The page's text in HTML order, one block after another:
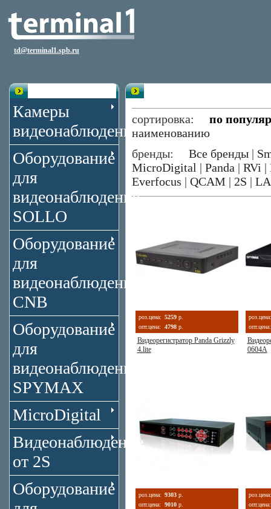
td@terminal1.spb.ru
Камеры
видеонаблюдения
Оборудование
для
видеонаблюдения
SOLLO
Оборудование
для
видеонаблюдения
CNB
Оборудование
для
видеонаблюдения
SPYMAX
MicroDigital
Видеонаблюдение
от 2S
Оборудование
сортировка: по
наименованию
бренды: Все бренды |
MicroDigital | Panda | RVi |
Everfocus | QCAM | 2S |
роз.цена: 5259 р.
опт.цена:
4798 р.
Видеорегистратор Panda Grizzly
4.lite
роз.цена:
опт.цена:
0604A
роз.цена: 9303 р.
опт.цена:
9010 р.
роз.цена:
опт.цена: